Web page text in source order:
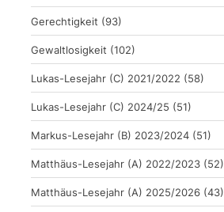
Gerechtigkeit (93)
Gewaltlosigkeit (102)
Lukas-Lesejahr (C) 2021/2022 (58)
Lukas-Lesejahr (C) 2024/25 (51)
Markus-Lesejahr (B) 2023/2024 (51)
Matthäus-Lesejahr (A) 2022/2023 (52)
Matthäus-Lesejahr (A) 2025/2026 (43)